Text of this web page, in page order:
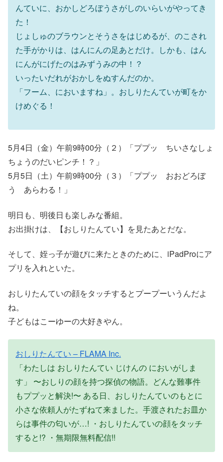
んていに、おかしどろぼうさがしのいらいがやってき
た！
じょしゅのブラウンとそうさをはじめるが、のこされ
た手がかりは、はんにんの足あとだけ。しかも、はん
にんがにげたのはみずうみの中！？
いったいだれがおかしをぬすんだのか。
「フーム、においますね」。おしりたんていが町をか
けめぐる！
5月4日（金）午前9時00分（２）「ププッ ちいさなしょ
ちょうのだいピンチ！？」
5月5日（土）午前9時00分（３）「ププッ おおどろぼ
う あらわる！」
明日も、明後日も楽しみな番組。
お出掛けは、【おしりたんてい】を見たあとだな。
そして、姪っ子が遊びに来たときのために、iPadProにア
プリを入れといた。
おしりたんていの顔をタッチするとプープーいうんだよ
ね。
子どもはこーゆーの大好きやん。
おしりたんてい – FLAMA Inc.
「わたしは おしりたんてい じけんの においがしま
す」 〜おしりの顔を持つ探偵の物語。どんな難事件
もププッと解決!〜 ある日、おしりたんていのもとに
小さな依頼人がたずねて来ました。手渡されたお皿か
らは事件の匂いが…! ・おしりたんていの顔をタッチ
すると!? ・無期限無料配信!!